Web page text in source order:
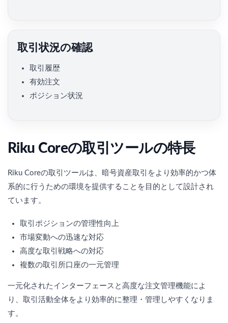
取引状況の確認
取引履歴
有効注文
ポジション状況
Riku Coreの取引ツールの特長
Riku Coreの取引ツールは、暗号資産取引をより効率的かつ体
系的に行うための環境を提供することを目的として設計され
ています。
取引ポジションの管理性向上
市場変動への迅速な対応
高度な取引戦略への対応
複数の取引所口座の一元管理
一元化されたインターフェースと高度な注文管理機能によ
り、取引活動全体をより効率的に整理・管理しやすくなりま
す。